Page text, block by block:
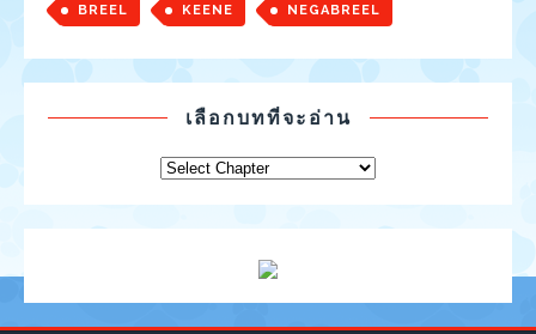
BREEL KEENE NEGABREEL
เลือกบทที่จะอ่าน